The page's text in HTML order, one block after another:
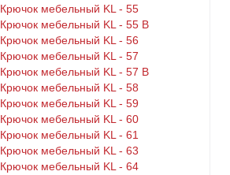
Крючок мебельный KL - 55
Крючок мебельный KL - 55 B
Крючок мебельный KL - 56
Крючок мебельный KL - 57
Крючок мебельный KL - 57 B
Крючок мебельный KL - 58
Крючок мебельный KL - 59
Крючок мебельный KL - 60
Крючок мебельный KL - 61
Крючок мебельный KL - 63
Крючок мебельный KL - 64